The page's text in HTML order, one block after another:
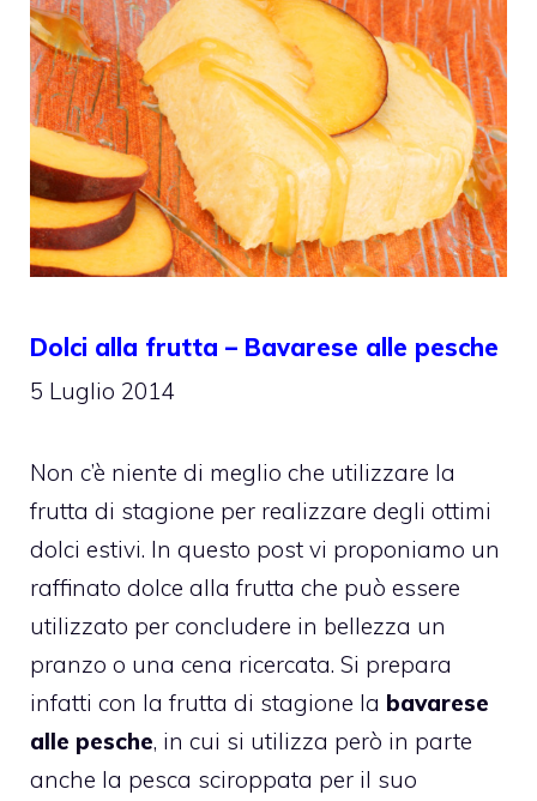
Dolci alla frutta – Bavarese alle pesche
5 Luglio 2014
Non c’è niente di meglio che utilizzare la
frutta di stagione per realizzare degli ottimi
dolci estivi. In questo post vi proponiamo un
raffinato dolce alla frutta che può essere
utilizzato per concludere in bellezza un
pranzo o una cena ricercata. Si prepara
infatti con la frutta di stagione la bavarese
alle pesche, in cui si utilizza però in parte
anche la pesca sciroppata per il suo